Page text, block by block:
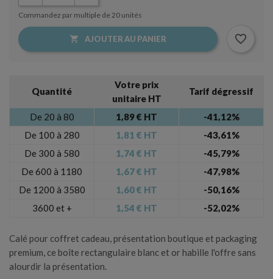
Créer une liste d'envies ×
Nom de la liste d'envies
Annuler
Connexion ×
votre liste d'envies.
Annuler Connexion
Commandez par multiple de 20 unités
 AJOUTER AU PANIER favorite_border
Quantité
Votre prix
unitaire HT
Tarif dégressif
De 20 à 80 1,89 € HT
-41,12%
De 100 à 280
1,81 € HT
-43,61%
De 300 à 580
1,74 € HT
-45,79%
De 600 à 1180
1,67 € HT
-47,98%
De 1200 à 3580
1,60 € HT
-50,16%
3600 et +
1,54 € HT -52,02%
Calé pour coffret cadeau, présentation boutique et packaging
premium, ce boîte rectangulaire blanc et or habille l'offre sans
alourdir la présentation.